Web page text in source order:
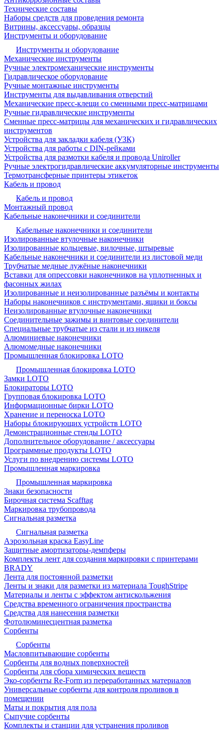
Технические составы
Наборы средств для проведения ремонта
Витрины, аксессуары, образцы
Инструменты и оборудование
Инструменты и оборудование
Механические инструменты
Ручные электромеханические инструменты
Гидравлическое оборудование
Ручные монтажные инструменты
Инструменты для выдавливания отверстий
Механические пресс-клещи со сменными пресс-матрицами
Ручные гидравлические инструменты
Сменные пресс-матрицы для механических и гидравлических
инструментов
Устройства для закладки кабеля (УЗК)
Устройства для работы с DIN-рейками
Устройства для размотки кабеля и провода Uniroller
Ручные электрогидравлические аккумуляторные инструменты
Термотрансферные принтеры этикеток
Кабель и провод
Кабель и провод
Монтажный провод
Кабельные наконечники и соединители
Кабельные наконечники и соединители
Изолированные втулочные наконечники
Изолированные кольцевые, вилочные, штыревые
Кабельные наконечники и соединители из листовой меди
Трубчатые медные лужёные наконечники
Вставки для опрессовки наконечников на уплотненных и
фасонных жилах
Изолированные и неизолированные разъёмы и контакты
Наборы наконечников с инструментами, ящики и боксы
Неизолированные втулочные наконечники
Соединительные зажимы и винтовые соединители
Специальные трубчатые из стали и из никеля
Алюминиевые наконечники
Алюмомедные наконечники
Промышленная блокировка LOTO
Промышленная блокировка LOTO
Замки LOTO
Блокираторы LOTO
Групповая блокировка LOTO
Информационные бирки LOTO
Хранение и переноска LOTO
Наборы блокирующих устройств LOTO
Демонстрационные стенды LOTO
Дополнительное оборудование / аксессуары
Программные продукты LOTO
Услуги по внедрению системы LOTO
Промышленная маркировка
Промышленная маркировка
Знаки безопасности
Бирочная система Scafftag
Маркировка трубопровода
Сигнальная разметка
Сигнальная разметка
Аэрозольная краска EasyLine
Защитные амортизаторы-демпферы
Комплекты лент для создания маркировки с принтерами
BRADY
Лента для постоянной разметки
Ленты и знаки для разметки из материала ToughStripe
Материалы и ленты с эффектом антискольжения
Средства временного ограничения пространства
Средства для нанесения разметки
Фотолюминесцентная разметка
Сорбенты
Сорбенты
Масловпитывающие сорбенты
Сорбенты для водных поверхностей
Сорбенты для сбора химических веществ
Эко-сорбенты Re-Form из переработанных материалов
Универсальные сорбенты для контроля проливов в
помещении
Маты и покрытия для пола
Сыпучие сорбенты
Комплекты и станции для устранения проливов